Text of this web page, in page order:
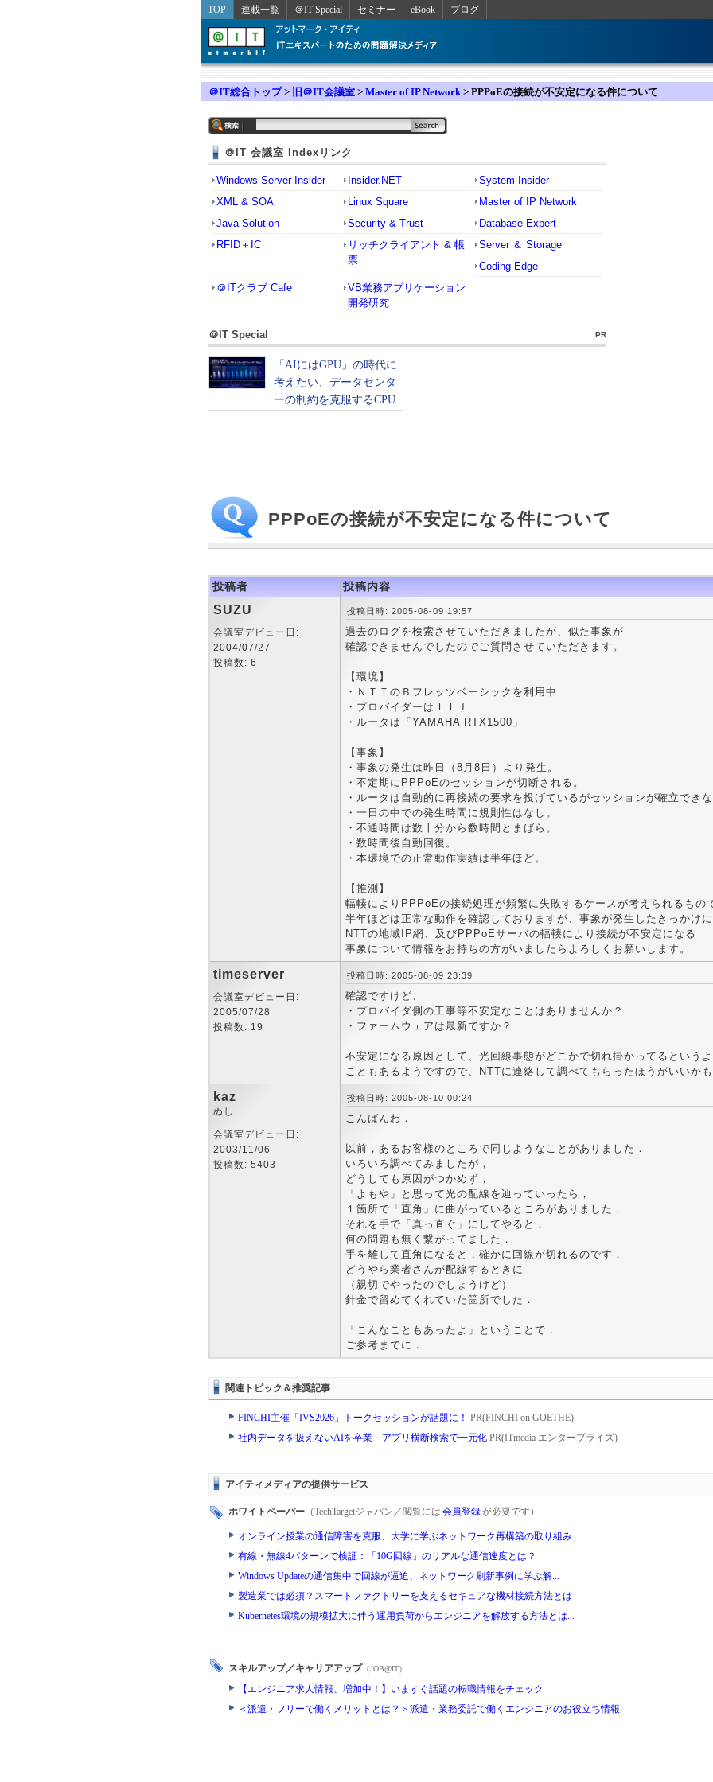
TOP 連載一覧 ＠IT Special セミナー eBook ブログ
＠IT総合トップ> 旧＠IT会議室 > Master of IP Network > PPPoEの接続が不安定になる件について
＠IT 会議室 Indexリンク
Windows Server Insider Insider.NET
System Insider
XML & SOA
Linux Square
Master of IP Network
Java Solution
Security & Trust
Database Expert
RFID＋IC
リッチクライアント & 帳
票
Server ＆ Storage
Coding Edge
＠ITクラブ Cafe
VB業務アプリケーション
開発研究
＠IT Special PR
PPPoEの接続が不安定になる件について
投稿者 投稿内容
SUZU
会議室デビュー日:
2004/07/27
投稿数: 6
投稿日時: 2005-08-09 19:57
過去のログを検索させていただきましたが、似た事象が
確認できませんでしたのでご質問させていただきます。
【環境】
・ＮＴＴのＢフレッツベーシックを利用中
・プロバイダーはＩＩＪ
・ルータは「YAMAHA RTX1500」
【事象】
・事象の発生は昨日（8月8日）より発生。
・不定期にPPPoEのセッションが切断される。
・ルータは自動的に再接続の要求を投げているがセッションが確立でき
・一日の中での発生時間に規則性はなし。
・不通時間は数十分から数時間とまばら。
・数時間後自動回復。
・本環境での正常動作実績は半年ほど。
【推測】
輻輳によりPPPoEの接続処理が頻繁に失敗するケースが考えられるもの
半年ほどは正常な動作を確認しておりますが、事象が発生したきっかけ
NTTの地域IP網、及びPPPoEサーバの輻輳により接続が不安定になる
事象について情報をお持ちの方がいましたらよろしくお願いします。
timeserver
会議室デビュー日:
2005/07/28
投稿数: 19
投稿日時: 2005-08-09 23:39
確認ですけど、
・プロバイダ側の工事等不安定なことはありませんか？
・ファームウェアは最新ですか？
不安定になる原因として、光回線事態がどこかで切れ掛かってるという
こともあるようですので、NTTに連絡して調べてもらったほうがいいかも
kaz
ぬし
会議室デビュー日:
2003/11/06
投稿数: 5403
投稿日時: 2005-08-10 00:24
こんばんわ．
以前，あるお客様のところで同じようなことがありました．
いろいろ調べてみましたが，
どうしても原因がつかめず，
「よもや」と思って光の配線を辿っていったら，
１箇所で「直角」に曲がっているところがありました．
それを手で「真っ直ぐ」にしてやると，
何の問題も無く繋がってました．
手を離して直角になると，確かに回線が切れるのです．
どうやら業者さんが配線するときに
（親切でやったのでしょうけど）
針金で留めてくれていた箇所でした．
「こんなこともあったよ」ということで，
ご参考までに．
関連トピック＆推奨記事
FINCHI主催「IVS2026」トークセッションが話題に！ PR(FINCHI on GOETHE)
社内データを扱えないAIを卒業 アプリ横断検索で一元化 PR(ITmedia エンタープライズ)
アイティメディアの提供サービス
ホワイトペーパー （TechTargetジャパン／閲覧には 会員登録が必要です）
オンライン授業の通信障害を克服、大学に学ぶネットワーク再構築の取り組み
有線・無線4パターンで検証：「10G回線」のリアルな通信速度とは？
Windows Updateの通信集中で回線が逼迫、ネットワーク刷新事例に学ぶ解...
製造業では必須？スマートファクトリーを支えるセキュアな機材接続方法とは
Kubernetes環境の規模拡大に伴う運用負荷からエンジニアを解放する方法とは...
スキルアップ／キャリアアップ （JOB@IT）
【エンジニア求人情報、増加中！】いますぐ話題の転職情報をチェック
＜派遣・フリーで働くメリットとは？＞派遣・業務委託で働くエンジニアのお役立ち情報